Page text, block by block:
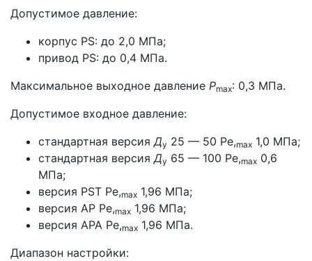
Допустимое давление:
корпус PS: до 2,0 МПа;
привод PS: до 0,4 МПа.
Максимальное выходное давление Рmах: 0,3 МПа.
Допустимое входное давление:
стандартная версияДу 25 — 50 Ре,max 1,0 МПа;
стандартная версияДу 65 — 100 Ре,max 0,6
МПа;
версия PST Ре,max 1,96 МПа;
версия АР Ре,max 1,96 МПа;
версия АРА Ре,max 1,96 МПа.
Диапазон настройки: